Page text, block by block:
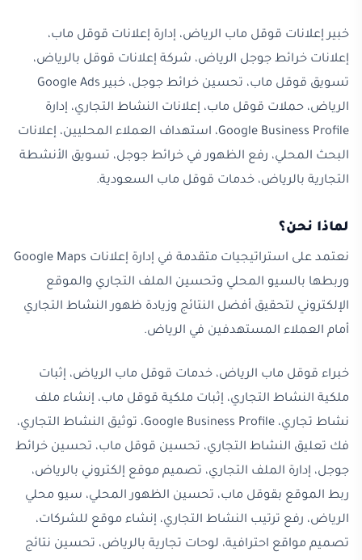
خبير إعلانات قوقل ماب الرياض، إدارة إعلانات قوقل ماب،
إعلانات خرائط جوجل الرياض، شركة إعلانات قوقل بالرياض،
تسويق قوقل ماب، تحسين خرائط جوجل، خبير Google Ads
الرياض، حملات قوقل ماب، إعلانات النشاط التجاري، إدارة
Google Business Profile، استهداف العملاء المحليين، إعلانات
البحث المحلي، رفع الظهور في خرائط جوجل، تسويق الأنشطة
التجارية بالرياض، خدمات قوقل ماب السعودية.
لماذا نحن؟
نعتمد على استراتيجيات متقدمة في إدارة إعلانات Google Maps
وربطها بالسيو المحلي وتحسين الملف التجاري والموقع
الإلكتروني لتحقيق أفضل النتائج وزيادة ظهور النشاط التجاري
أمام العملاء المستهدفين في الرياض.
خبراء قوقل ماب الرياض، خدمات قوقل ماب الرياض، إثبات
ملكية النشاط التجاري، إثبات ملكية قوقل ماب، إنشاء ملف
نشاط تجاري، Google Business Profile، توثيق النشاط التجاري،
فك تعليق النشاط التجاري، تحسين قوقل ماب، تحسين خرائط
جوجل، إدارة الملف التجاري، تصميم موقع إلكتروني بالرياض،
ربط الموقع بقوقل ماب، تحسين الظهور المحلي، سيو محلي
الرياض، رفع ترتيب النشاط التجاري، إنشاء موقع للشركات،
تصميم مواقع احترافية، لوحات تجارية بالرياض، تحسين نتائج